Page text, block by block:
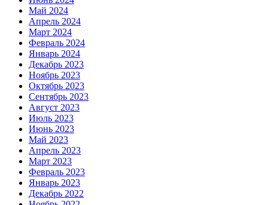
Май 2024
Апрель 2024
Март 2024
Февраль 2024
Январь 2024
Декабрь 2023
Ноябрь 2023
Октябрь 2023
Сентябрь 2023
Август 2023
Июль 2023
Июнь 2023
Май 2023
Апрель 2023
Март 2023
Февраль 2023
Январь 2023
Декабрь 2022